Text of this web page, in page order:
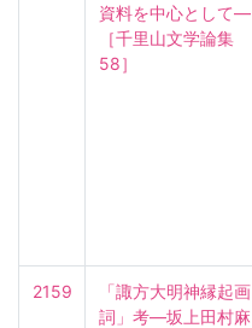
資料を中心として—
［千里山文学論集
58］
2159
「諏方大明神縁起画
詞」考—坂上田村麻